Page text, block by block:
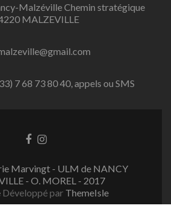
Malzéville Chemin stratégique
MALZEVILLE
7 68 73 80 40, appels ou SMS
L
n
F
a
L
n
I
n
Marvingt - ULM de NANCY
- O. MOREL - 2017
Développé par ThemeIsle